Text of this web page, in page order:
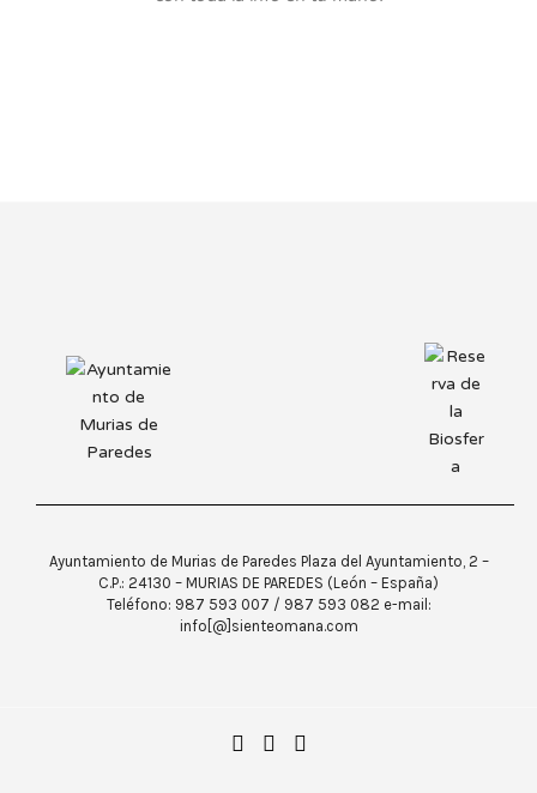
Ayuntamiento de Murias de Paredes Plaza del Ayuntamiento, 2 –
C.P.: 24130 – MURIAS DE PAREDES (León – España)
Teléfono: 987 593 007 / 987 593 082 e-mail:
info[@]sienteomana.com